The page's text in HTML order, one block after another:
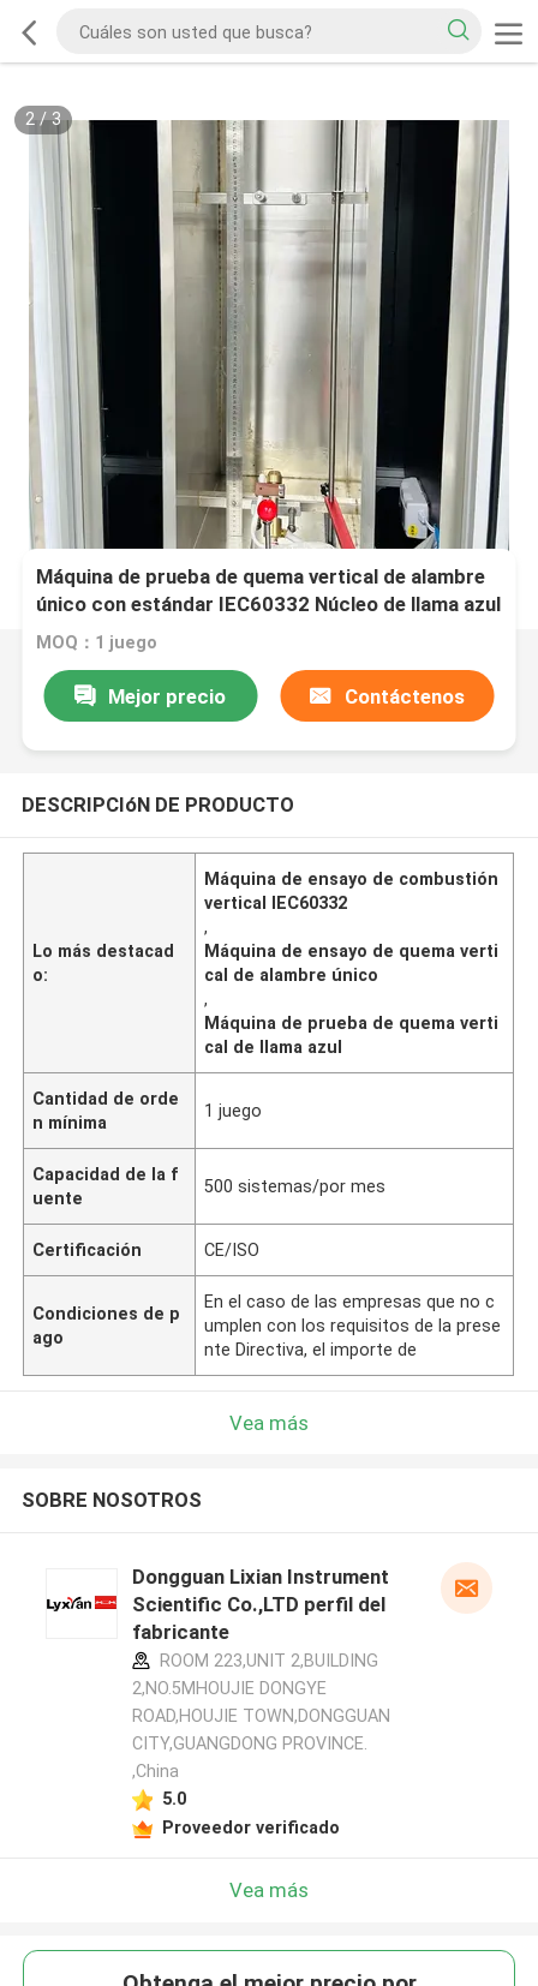
2/3
Máquina de prueba de quema vertical de alambre
único con estándar IEC60332 Núcleo de llama azul
Alturas 46 ~ 78 mm
MOQ：1 juego
Mejor precio Contáctenos
DESCRIPCIóN DE PRODUCTO
Lo más destacad
o:
Máquina de ensayo de combustión
vertical IEC60332
,
Máquina de ensayo de quema verti
cal de alambre único
,
Máquina de prueba de quema verti
cal de llama azul
Cantidad de orde
n mínima
1 juego
Capacidad de la f
uente
500 sistemas/por mes
Certificación CE/ISO
Condiciones de p
ago
En el caso de las empresas que no c
umplen con los requisitos de la prese
nte Directiva, el importe de
Vea más
SOBRE NOSOTROS
Dongguan Lixian Instrument
Scientific Co.,LTD perfil del
fabricante
ROOM 223,UNIT 2,BUILDING
2,NO.5MHOUJIE DONGYE
ROAD,HOUJIE TOWN,DONGGUAN
CITY,GUANGDONG PROVINCE.
,China
5.0
Proveedor verificado
Vea más